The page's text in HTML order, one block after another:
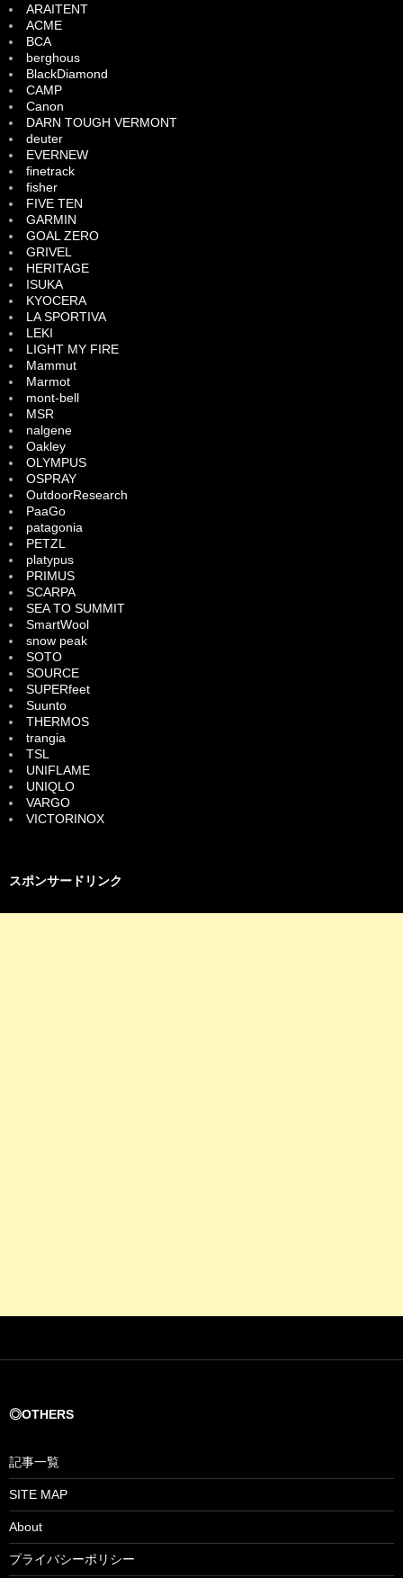
ARAITENT
ACME
BCA
berghous
BlackDiamond
CAMP
Canon
DARN TOUGH VERMONT
deuter
EVERNEW
finetrack
fisher
FIVE TEN
GARMIN
GOAL ZERO
GRIVEL
HERITAGE
ISUKA
KYOCERA
LA SPORTIVA
LEKI
LIGHT MY FIRE
Mammut
Marmot
mont-bell
MSR
nalgene
Oakley
OLYMPUS
OSPRAY
OutdoorResearch
PaaGo
patagonia
PETZL
platypus
PRIMUS
SCARPA
SEA TO SUMMIT
SmartWool
snow peak
SOTO
SOURCE
SUPERfeet
Suunto
THERMOS
trangia
TSL
UNIFLAME
UNIQLO
VARGO
VICTORINOX
スポンサードリンク
◎OTHERS
記事一覧
SITE MAP
About
プライバシーポリシー